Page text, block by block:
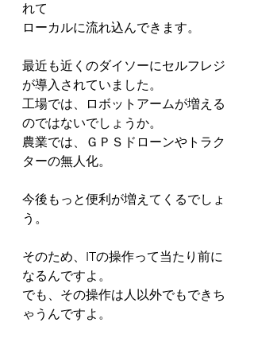
れて
ローカルに流れ込んできます。
最近も近くのダイソーにセルフレジ
が導入されていました。
工場では、ロボットアームが増える
のではないでしょうか。
農業では、ＧＰＳドローンやトラク
ターの無人化。
今後もっと便利が増えてくるでしょ
う。
そのため、ITの操作って当たり前に
なるんですよ。
でも、その操作は人以外でもできち
ゃうんですよ。